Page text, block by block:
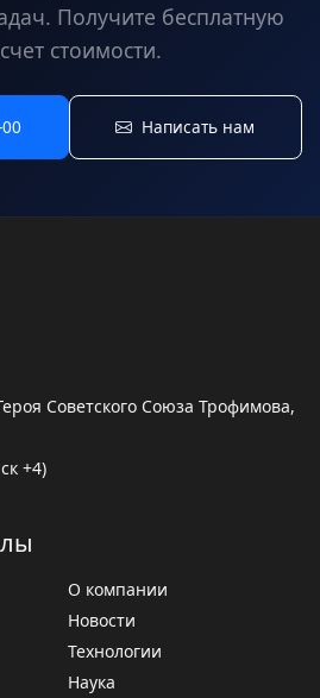
Получите бесплатную
стоимости.
Написать нам
Советского Союза Трофимова,
+4)
О компании
Новости
Технологии
Наука